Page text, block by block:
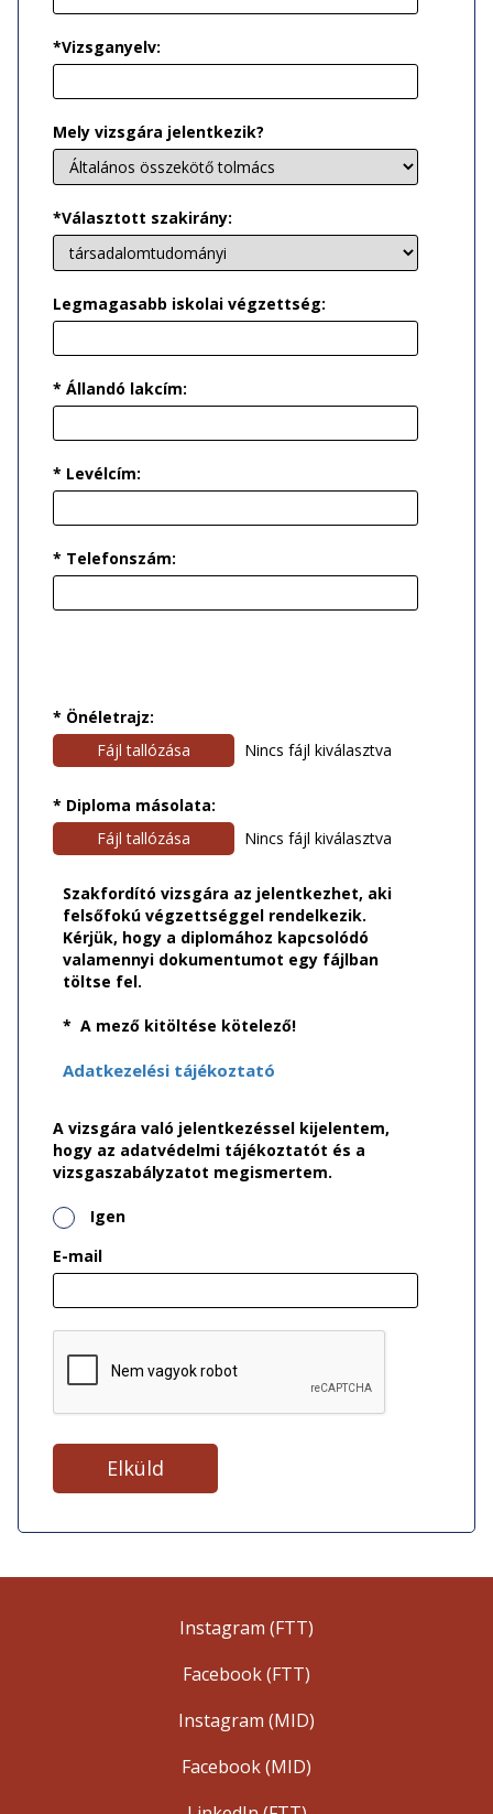
*Vizsganyelv:
Mely vizsgára jelentkezik?
*Választott szakirány:
Legmagasabb iskolai végzettség:
* Állandó lakcím:
* Levélcím:
* Telefonszám:
* Önéletrajz:
Fájl tallózása
Nincs fájl kiválasztva
* Diploma másolata:
Fájl tallózása
Nincs fájl kiválasztva
Szakfordító vizsgára az jelentkezhet, aki
felsőfokú végzettséggel rendelkezik.
Kérjük, hogy a diplomához kapcsolódó
valamennyi dokumentumot egy fájlban
töltse fel.
* A mező kitöltése kötelező!
Adatkezelési tájékoztató
A vizsgára való jelentkezéssel kijelentem,
hogy az adatvédelmi tájékoztatót és a
vizsgaszabályzatot megismertem.
Igen
E-mail
Instagram (FTT)
Facebook (FTT)
Instagram (MID)
Facebook (MID)